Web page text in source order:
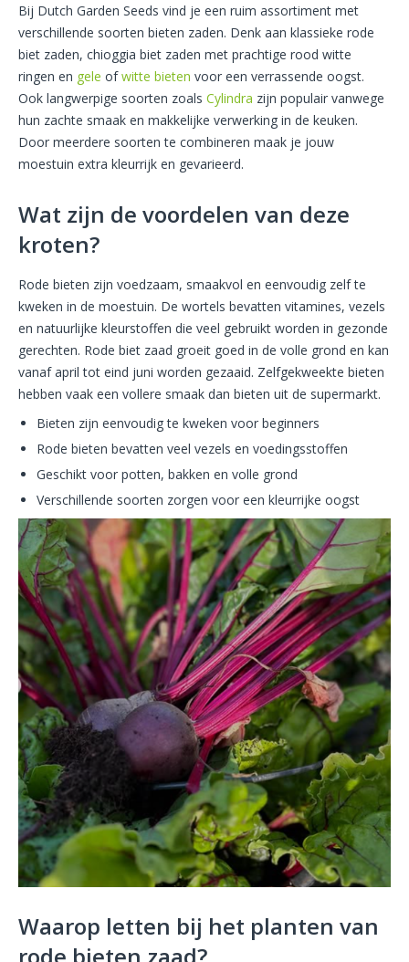
Bij Dutch Garden Seeds vind je een ruim assortiment met
verschillende soorten bieten zaden. Denk aan klassieke rode
biet zaden, chioggia biet zaden met prachtige rood witte
ringen en gele ofwitte bieten voor een verrassende oogst.
Ook langwerpige soorten zoals Cylindra zijn populair vanwege
hun zachte smaak en makkelijke verwerking in de keuken.
Door meerdere soorten te combineren maak je jouw
moestuin extra kleurrijk en gevarieerd.
Wat zijn de voordelen van deze
kroten?
Rode bieten zijn voedzaam, smaakvol en eenvoudig zelf te
kweken in de moestuin. De wortels bevatten vitamines, vezels
en natuurlijke kleurstoffen die veel gebruikt worden in gezonde
gerechten. Rode biet zaad groeit goed in de volle grond en kan
vanaf april tot eind juni worden gezaaid. Zelfgekweekte bieten
hebben vaak een vollere smaak dan bieten uit de supermarkt.
Bieten zijn eenvoudig te kweken voor beginners
Rode bieten bevatten veel vezels en voedingsstoffen
Geschikt voor potten, bakken en volle grond
Verschillende soorten zorgen voor een kleurrijke oogst
Waarop letten bij het planten van
rode bieten zaad?